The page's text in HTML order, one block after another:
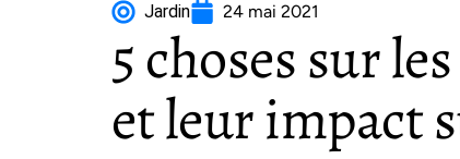
Jardin 24 mai 2021
5 choses sur
et leur impact